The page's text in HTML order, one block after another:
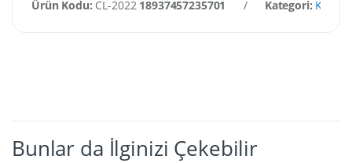
Ürün Kodu: CL-2022 18937457235701 / Kategori: Kupa
Bunlar da İlginizi Çekebilir